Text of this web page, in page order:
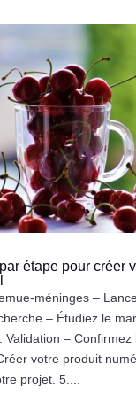
étape pour créer
méninges –
– Étudiez le
Validation – Confirmez
votre produit
projet. 5....